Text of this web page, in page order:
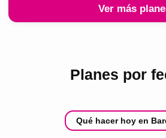
Ver más
Planes por
Qué hacer hoy en